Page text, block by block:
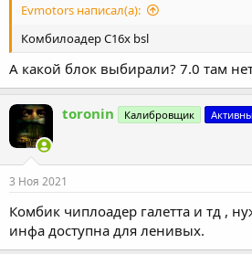
Evmotors написал(а):
Комбилоадер C16x bsl
А какой блок выбирали? 7.0 там
toronin Калибровщик
3 Ноя 2021
Комбик чиплоадер галетта и тд ,
инфа доступна для ленивых.